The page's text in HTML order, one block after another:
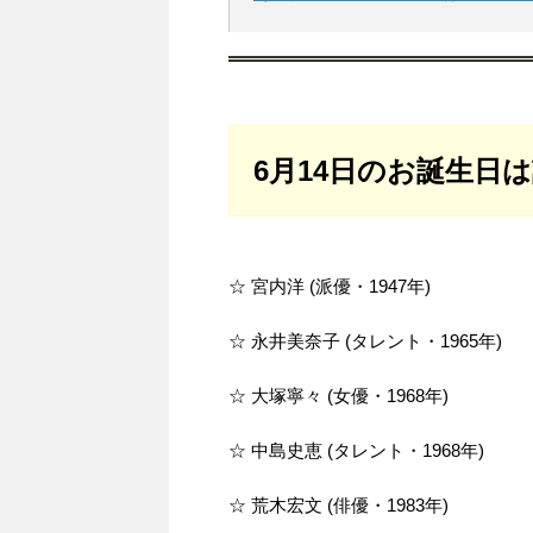
6月14日のお誕生日
☆ 宮内洋 (派優・1947年)
☆ 永井美奈子 (タレント・1965年)
☆ 大塚寧々 (女優・1968年)
☆ 中島史恵 (タレント・1968年)
☆ 荒木宏文 (俳優・1983年)